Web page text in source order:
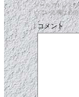
メールアドレス
いている欄は必
コメント